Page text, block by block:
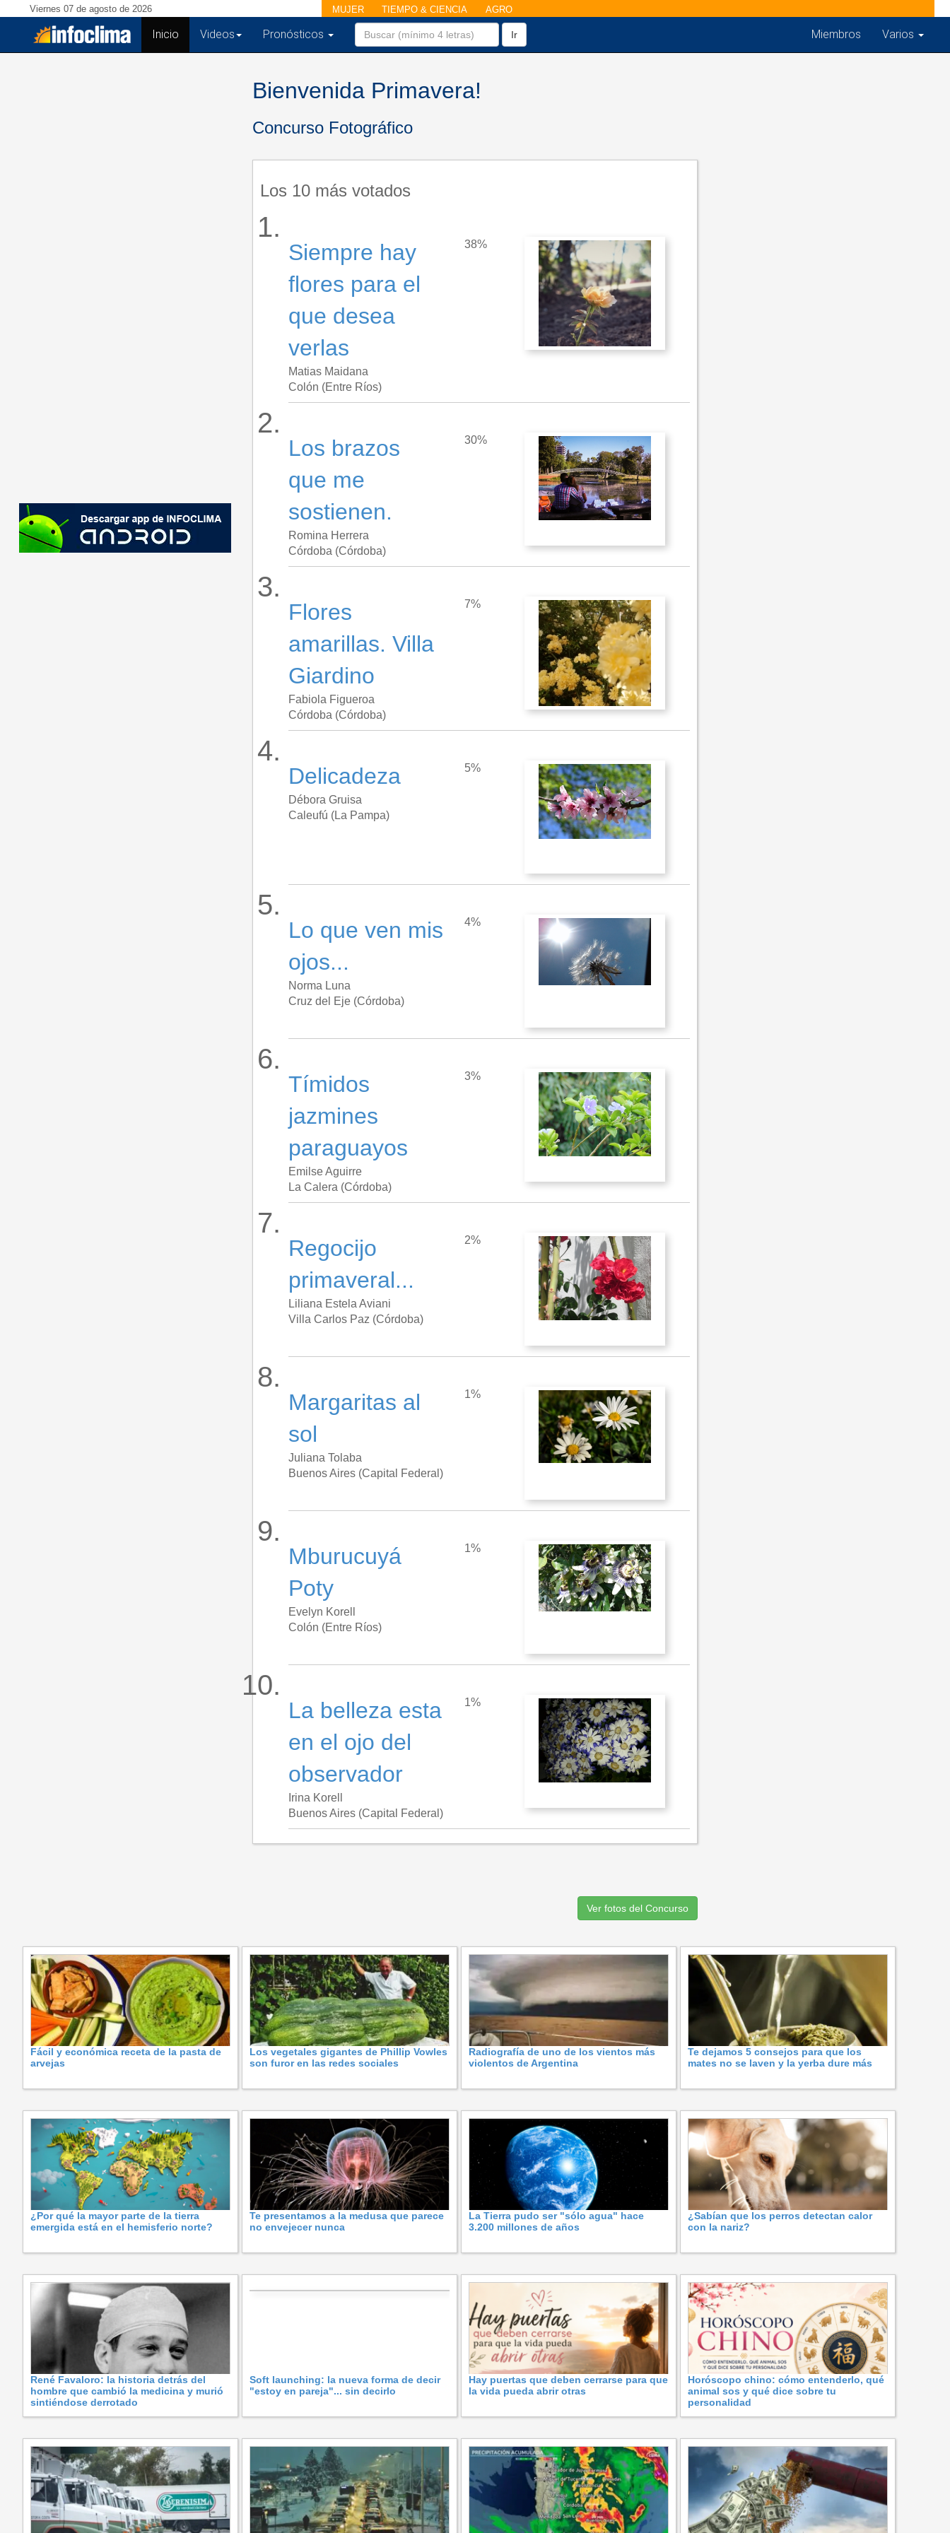
Viernes 07 de agosto de 2026 MUJER TIEMPO & CIENCIA AGRO
Inicio (current)
Videos Pronósticos Ir Miembros Varios
Bienvenida Primavera!
Concurso Fotográfico
Los 10 más votados
Siempre hay
flores para el
que desea
verlas
Matias Maidana
Colón (Entre Ríos)
38%
Los brazos
que me
sostienen.
Romina Herrera
Córdoba (Córdoba)
30%
Flores
amarillas. Villa
Giardino
Fabiola Figueroa
Córdoba (Córdoba)
7%
Delicadeza
Débora Gruisa
Caleufú (La Pampa)
5%
Lo que ven mis
ojos...
Norma Luna
Cruz del Eje (Córdoba)
4%
Tímidos
jazmines
paraguayos
Emilse Aguirre
La Calera (Córdoba)
3%
Regocijo
primaveral...
Liliana Estela Aviani
Villa Carlos Paz (Córdoba)
2%
Margaritas al
sol
Juliana Tolaba
Buenos Aires (Capital Federal)
1%
Mburucuyá
Poty
Evelyn Korell
Colón (Entre Ríos)
1%
La belleza esta
en el ojo del
observador
Irina Korell
Buenos Aires (Capital Federal)
1%
Ver fotos del Concurso
Fácil y económica receta de la pasta de
arvejas
Los vegetales gigantes de Phillip Vowles
son furor en las redes sociales
Radiografía de uno de los vientos más
violentos de Argentina
Te dejamos 5 consejos para que los
mates no se laven y la yerba dure más
¿Por qué la mayor parte de la tierra
emergida está en el hemisferio norte?
Te presentamos a la medusa que parece
no envejecer nunca
La Tierra pudo ser "sólo agua" hace
3.200 millones de años
¿Sabían que los perros detectan calor
con la nariz?
René Favaloro: la historia detrás del
hombre que cambió la medicina y murió
sintiéndose derrotado
Soft launching: la nueva forma de decir
"estoy en pareja"... sin decirlo
Hay puertas que deben cerrarse para que
la vida pueda abrir otras
Horóscopo chino: cómo entenderlo, qué
animal sos y qué dice sobre tu
personalidad